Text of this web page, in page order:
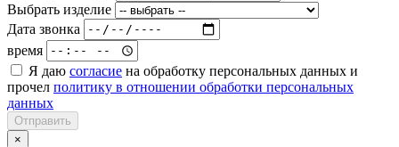
Выбрать изделие
Дата звонка
время
Я даю согласие на обработку персональных данных и
прочел политику в отношении обработки персональных
данных
Отправить
×